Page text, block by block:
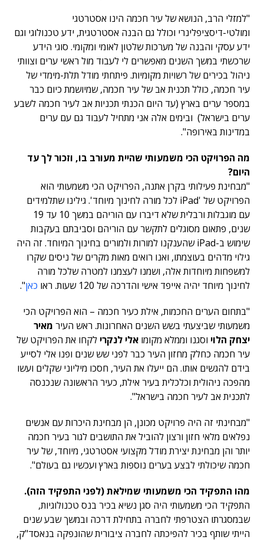
"למזלי הרב, הנושא של עיר חכמה הינו אסטרטגי
ומולטי-דיסציפלינרי וכולל גם הבנה אסטרטגית, ידע טכנולוגי וגם
ידע עסקי והבנה של מערכות שלטון לאומי ומקומי. סוגי הידע
שרכשתי במשך השנים מאפשרים לי לעבוד מול ראשי ערים וצוותי
ניהול בכירים של רשויות מקומיות. פיתחתי מודל תלת-מימדי של
עיר חכמה, כולל תכנית אב של עיר חכמה, שמיושמת כיום כבר
במספר ערים בארץ (עד היום הכנתי תכניות אב לעיר חכמה לשבע
ערים בישראל) ובימים אלה אני מתחיל לעבוד גם עם ערים
במדינות באירופה".
מה הפרויקט הכי משמעותי שהיית מעורב בו, וזכור לך עד
היום?
"מבחינת פעילותי בקרן אתנה, הפרויקט הכי משמעותי הוא
הפרויקט של 'iPad לכל מורה לחינוך מיוחד'. גילינו שתלמידים
עם מוגבלות ורבלית שלא דיברו עם הוריהם במשך 10 עד 19
שנים, פתאום מסוגלים לתקשר עם הוריהם וסביבתם בעקבות
שימוש ב-iPad שהענקנו למורות ולמורים בחינוך המיוחד. זה היה
גילוי מדהים בעוצמתו, ואנו רואים מאות מקרים של ניסים שקרו
למשפחות מיוחדות אלה, ושמנו לעצמנו למטרה שלכל מורה
לחינוך מיוחד יהיה אייפד אישי והדרכה של 120 שעות. ראו
כאן".
"בתחום הערים החכמות, אילת כעיר חכמה – הוא הפרויקט הכי
משמעותי שביצעתי בשש השנים האחרונות. ראש העיר מאיר
יצחק הלוי וסגנו וממלא מקומו אלי לנקרי לקחו את הפרויקט של
עיר חכמה כחלק מחזון העיר כבר לפני שש שנים ופנו אלי לסייע
בידם להגשים אותו. הם ייעלו את העיר, חסכו מיליוני שקלים ועשו
מהפכה ניהולית וכלכלית בעיר אילת, כעיר הראשונה שנכנסה
לתכנית אב לעיר חכמה בישראל".
"מבחינתי זה היה פרויקט מכונן, הן מבחינת היכרות עם אנשים
נפלאים מלאי חזון ורצון להוביל את התושבים לגור בעיר חכמה
יותר והן מבחינת יצירת מודל מקצועי אסטרטגי, מיוחד, של עיר
חכמה שיכולתי לבצע בערים נוספות בארץ ועכשיו גם בעולם".
מהו התפקיד הכי משמעותי שמילאת (לפני התפקיד הזה).
התפקיד הכי משמעותי היה סגן נשיא בכיר בנס טכנולוגיות,
שבמסגרתו הצטרפתי לחברה בתחילת דרכה ובמשך שבע שנים
הייתי שותף בכיר להפיכתה לחברה ציבורית שהונפקה בנאסד"ק,